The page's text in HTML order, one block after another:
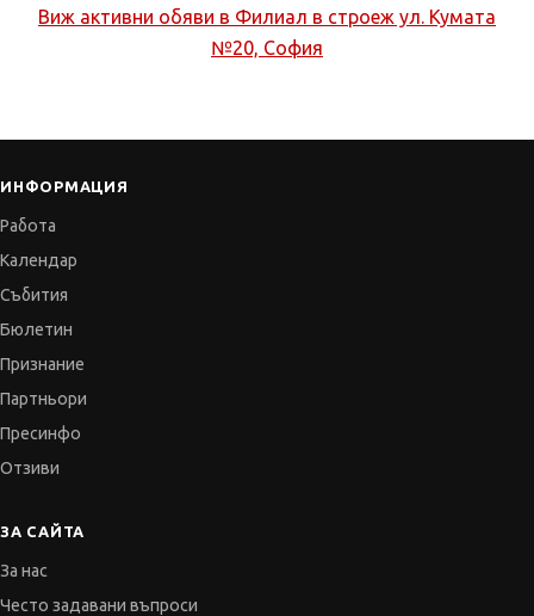
Виж активни обяви в Филиал в строеж ул. Кумата
№20, София
ИНФОРМАЦИЯ
Работа
Календар
Събития
Бюлетин
Признание
Партньори
Пресинфо
Отзиви
ЗА САЙТА
За нас
Често задавани въпроси